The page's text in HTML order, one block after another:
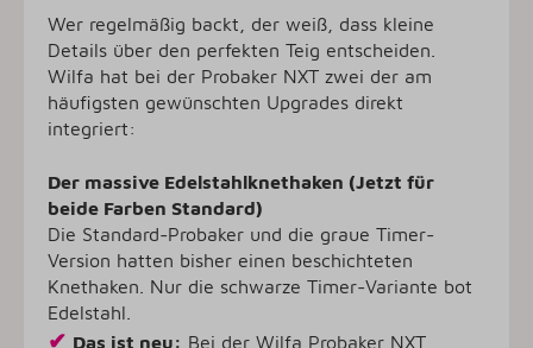
Wer regelmäßig backt, der weiß, dass kleine
Details über den perfekten Teig entscheiden.
Wilfa hat bei der Probaker NXT zwei der am
häufigsten gewünschten Upgrades direkt
integriert:
Der massive Edelstahlknethaken (Jetzt für
beide Farben Standard)
Die Standard-Probaker und die graue Timer-
Version hatten bisher einen beschichteten
Knethaken. Nur die schwarze Timer-Variante bot
Edelstahl.
✔ Das ist neu: Bei der Wilfa Probaker NXT